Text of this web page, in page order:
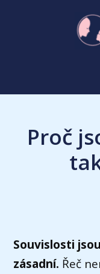
Proč
Souvislosti
zásadní. Řeč